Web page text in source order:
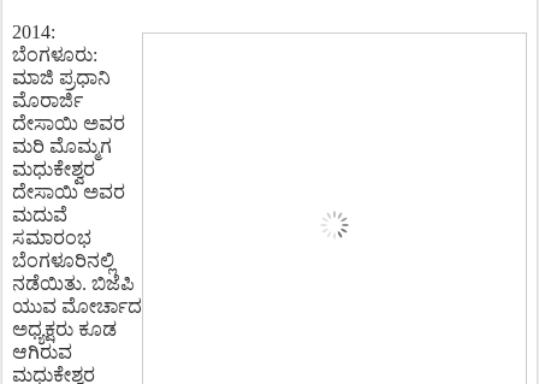
2014:
ಬೆಂಗಳೂರು:
ಮಾಜಿ ಪ್ರಧಾನಿ
ಮೊರಾರ್ಜಿ
ದೇಸಾಯಿ ಅವರ
ಮರಿ ಮೊಮ್ಮಗ
ಮಧುಕೇಶ್ವರ
ದೇಸಾಯಿ ಅವರ
ಮದುವೆ
ಸಮಾರಂಭ
ಬೆಂಗಳೂರಿನಲ್ಲಿ
ನಡೆಯಿತು. ಬಿಜೆಪಿ
ಯುವ ಮೋರ್ಚಾದ
ಅಧ್ಯಕ್ಷರು ಕೂಡ
ಆಗಿರುವ
ಮಧುಕೇಶ್ವರ